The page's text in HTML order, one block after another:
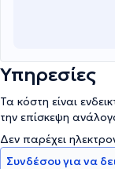
Υπηρεσίες
Τα κόστη είναι
την επίσκεψη
Δεν παρέχει
Συνδέσου για να